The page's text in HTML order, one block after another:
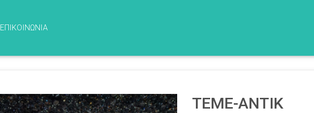
ΕΠΙΚΟΙΝΩΝΙΑ(current)
ΤΕΜΕ-ΑΝΤΙΚ